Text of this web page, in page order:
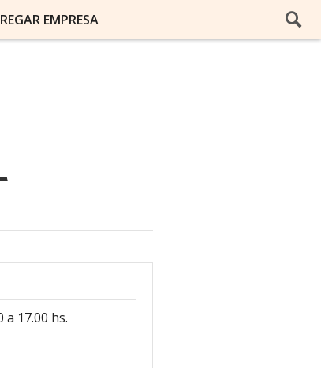
EMPRESA
17.00 hs.